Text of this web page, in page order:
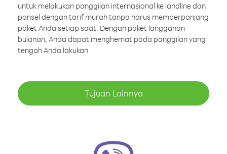
untuk melakukan panggilan internasional ke landline dan
ponsel dengan tarif murah tanpa harus memperpanjang
paket Anda setiap saat. Dengan paket langganan
bulanan, Anda dapat menghemat pada panggilan yang
tengah Anda lakukan
Tujuan Lainnya